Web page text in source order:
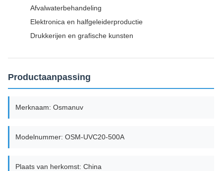
Afvalwaterbehandeling
Elektronica en halfgeleiderproductie
Drukkerijen en grafische kunsten
Productaanpassing
Merknaam: Osmanuv
Modelnummer: OSM-UVC20-500A
Plaats van herkomst: China